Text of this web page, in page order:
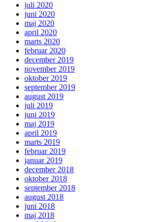
juli 2020
juni 2020
maj 2020
april 2020
marts 2020
februar 2020
december 2019
november 2019
oktober 2019
september 2019
august 2019
juli 2019
juni 2019
maj 2019
april 2019
marts 2019
februar 2019
januar 2019
december 2018
oktober 2018
september 2018
august 2018
juni 2018
maj 2018